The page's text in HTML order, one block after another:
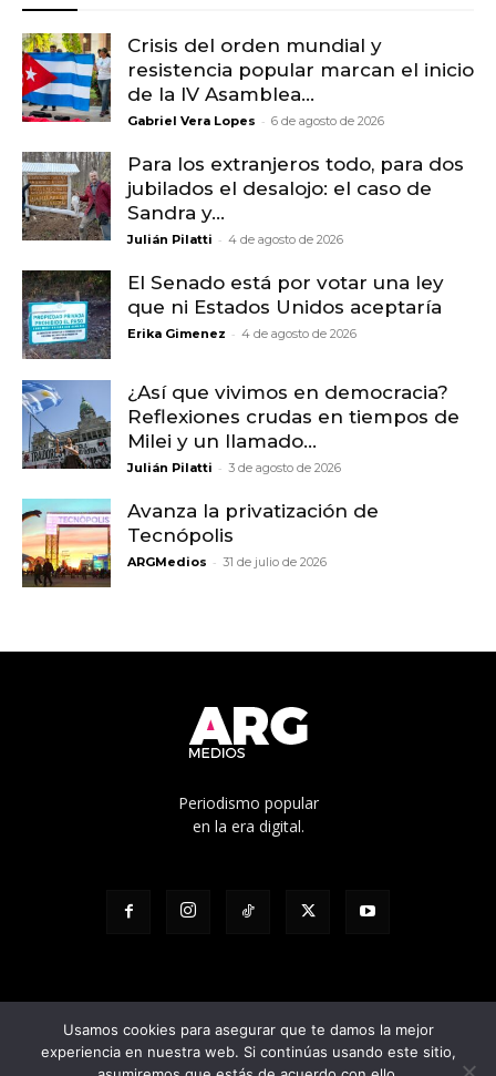
Crisis del orden mundial y
resistencia popular marcan el inicio
de la IV Asamblea...
Gabriel Vera Lopes - 6 de agosto de 2026
Para los extranjeros todo, para dos
jubilados el desalojo: el caso de
Sandra y...
Julián Pilatti - 4 de agosto de 2026
El Senado está por votar una ley
que ni Estados Unidos aceptaría
Erika Gimenez - 4 de agosto de 2026
¿Así que vivimos en democracia?
Reflexiones crudas en tiempos de
Milei y un llamado...
Julián Pilatti - 3 de agosto de 2026
Avanza la privatización de
Tecnópolis
ARGMedios - 31 de julio de 2026
Periodismo popular
en la era digital.
© Edicíón N° 1136 - Propietario: Cooperativa de trabajo Pacha Ltda. -
Usamos cookies para asegurar que te damos la mejor
experiencia en nuestra web. Si continúas usando este sitio,